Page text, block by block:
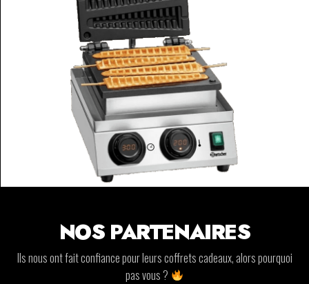
NOS PARTENAIRES
Ils nous ont fait confiance pour leurs coffrets cadeaux, alors pourquoi
pas vous ?